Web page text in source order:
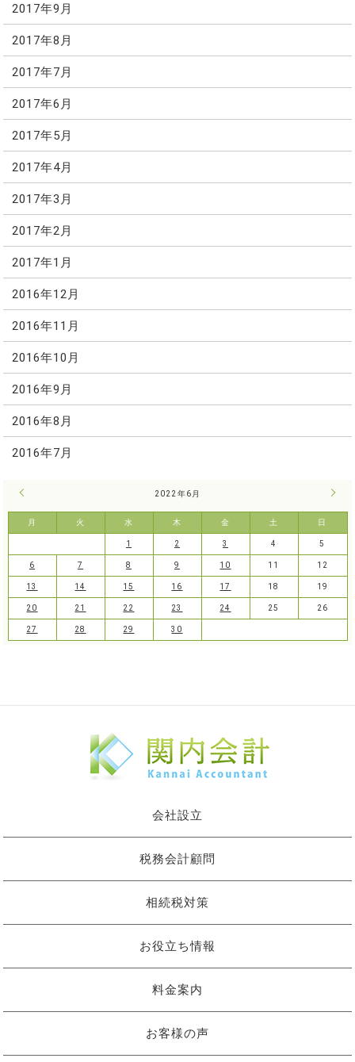
2017年9月
2017年8月
2017年7月
2017年6月
2017年5月
2017年4月
2017年3月
2017年2月
2017年1月
2016年12月
2016年11月
2016年10月
2016年9月
2016年8月
2016年7月
2022年6月
月 火 水 木 金 土 日
7月
1 2 3 4 5
6 7 8 9 10 11 12
13 14 15 16 17 18 19
20 21 22 23 24 25 26
27 28 29 30
会社設立
税務会計顧問
相続税対策
お役立ち情報
料金案内
お客様の声